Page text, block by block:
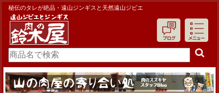
秘伝のタレが絶品・遠山ジンギスと天然遠山ジビエ